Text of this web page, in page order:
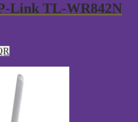
Link TL-WR842N